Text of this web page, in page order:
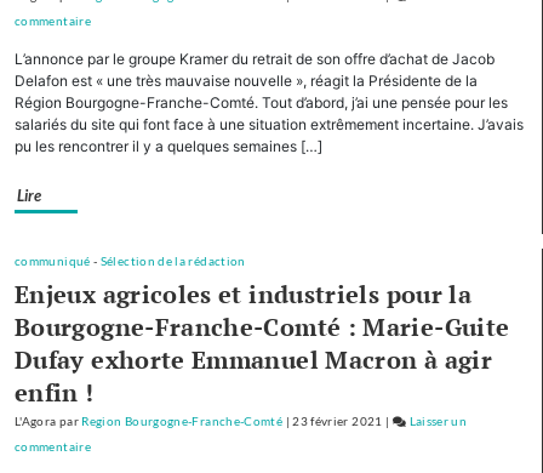
le
de
commentaireon
autres
Régions,
la
plan
d’investissement
pour
tourisme
de
montagne
L’annonce par le groupe Kramer du retrait de son offre d’achat de Jacob
Delafon est « une très mauvaise nouvelle », réagit la Présidente de la
Région Bourgogne-Franche-Comté. Tout d’abord, j’ai une pensée pour les
salariés du site qui font face à une situation extrêmement incertaine. J’avais
pu les rencontrer il y a quelques semaines […]
Lire
communiqué - Sélection de la rédaction
Enjeux agricoles et industriels pour la
Bourgogne-Franche-Comté : Marie-Guite
Dufay exhorte Emmanuel Macron à agir
enfin !
L'Agora par Region Bourgogne-Franche-Comté |23 février 2021 |
Laisser un
commentaireon